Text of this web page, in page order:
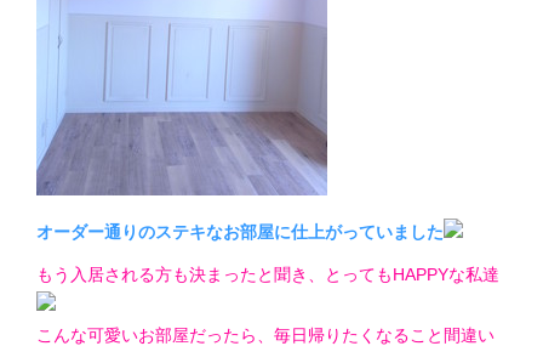
オーダー通りのステキなお部屋に仕上がっていました
もう入居される方も決まったと聞き、とってもHAPPYな私達
こんな可愛いお部屋だったら、毎日帰りたくなること間違い